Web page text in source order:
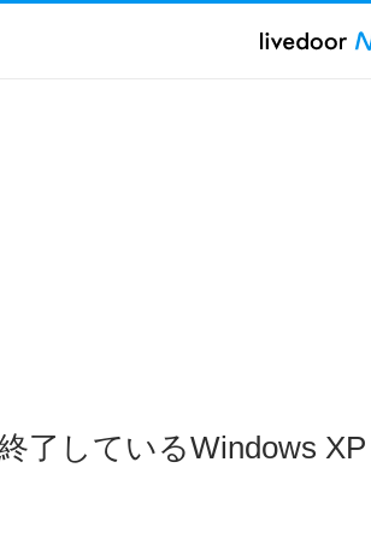
了しているWindows